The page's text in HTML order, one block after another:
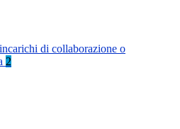
di collaborazione o
2